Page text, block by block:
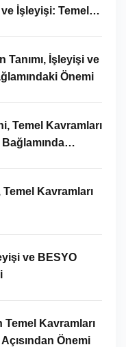
İşleyişi: Temel
Tanımı, İşleyişi ve
Önemi
Temel Kavramları
Temel Kavramları
ve BESYO
Kavramları
Önemi